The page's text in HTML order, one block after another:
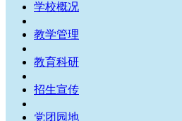
学校概况
教学管理
教育科研
招生宣传
党团园地